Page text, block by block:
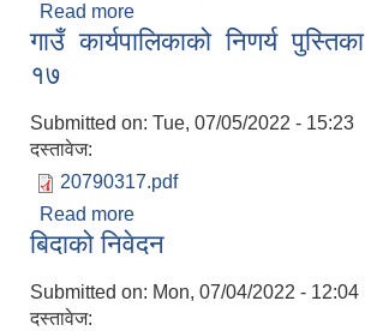
Read more
।
गाउँ कार्यपालिकाको निणर्य
१७
Submitted on: Tue, 07/05/2022 - 15:23
दस्तावेज:
20790317.pdf
Read more
बिदाको निवेदन
Submitted on: Mon, 07/04/2022 - 12:04
दस्तावेज: